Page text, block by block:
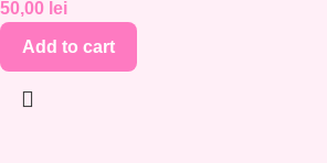
50,00 lei
Add to cart